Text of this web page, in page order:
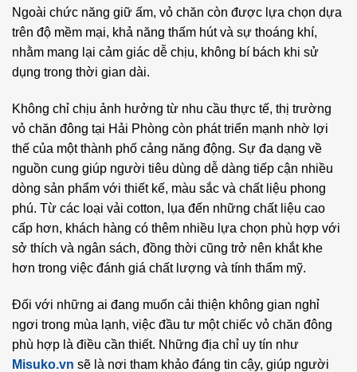
Ngoài chức năng giữ ấm, vỏ chăn còn được lựa chọn dựa
trên độ mềm mại, khả năng thấm hút và sự thoáng khí,
nhằm mang lại cảm giác dễ chịu, không bí bách khi sử
dụng trong thời gian dài.
Không chỉ chịu ảnh hưởng từ nhu cầu thực tế, thị trường
vỏ chăn đông tại Hải Phòng còn phát triển mạnh nhờ lợi
thế của một thành phố cảng năng động. Sự đa dạng về
nguồn cung giúp người tiêu dùng dễ dàng tiếp cận nhiều
dòng sản phẩm với thiết kế, màu sắc và chất liệu phong
phú. Từ các loại vải cotton, lụa đến những chất liệu cao
cấp hơn, khách hàng có thêm nhiều lựa chọn phù hợp với
sở thích và ngân sách, đồng thời cũng trở nên khắt khe
hơn trong việc đánh giá chất lượng và tính thẩm mỹ.
Đối với những ai đang muốn cải thiện không gian nghỉ
ngơi trong mùa lạnh, việc đầu tư một chiếc vỏ chăn đông
phù hợp là điều cần thiết. Những địa chỉ uy tín như
Misuko.vn sẽ là nơi tham khảo đáng tin cậy, giúp người